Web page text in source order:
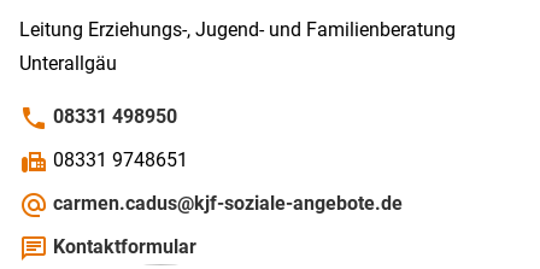
Leitung Erziehungs-, Jugend- und Familienberatung
Unterallgäu
phone 08331 498950
fax 08331 9748651
alternate_email carmen.cadus@kjf-soziale-angebote.de
chat Kontaktformular